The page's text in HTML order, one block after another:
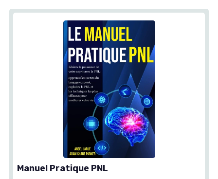
Manuel Pratique PNL